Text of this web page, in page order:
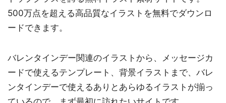
500万点を超える高品質なイラストを無料でダウンロ
ードできます。
バレンタインデー関連のイラストから、メッセージカ
ードで使えるテンプレート、背景イラストまで、バレ
ンタインデーで使えるありとあらゆるイラストが揃っ